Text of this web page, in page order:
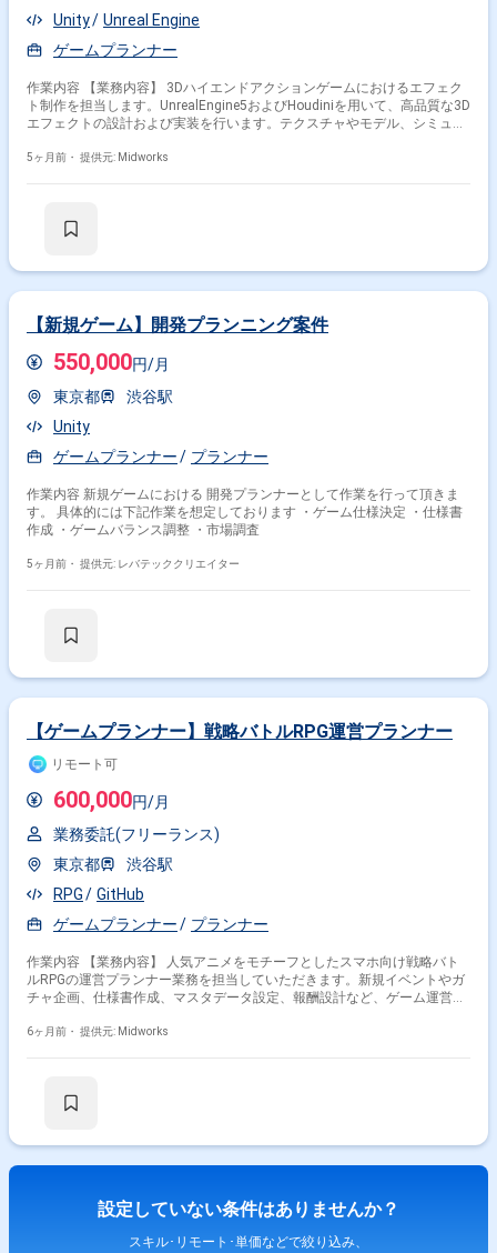
Unity
Unreal Engine
ゲームプランナー
作業内容 【業務内容】 3Dハイエンドアクションゲームにおけるエフェク
ト制作を担当します。UnrealEngine5およびHoudiniを用いて、高品質な3D
エフェクトの設計および実装を行います。テクスチャやモデル、シミュレ
でを一貫して担います。ナイアガラシステムを活用したエフェクト実装を
ャモデルシミュレーションデータ等を活用したエフェクト制作 ・パフォー
5ヶ月前・ 提供元: Midworks
【新規ゲーム】開発プランニング案件
550,000円/月
東京都
渋谷駅
Unity
ゲームプランナー
プランナー
作業内容 新規ゲームにおける 開発プランナーとして作業を行って頂きま
す。 具体的には下記作業を想定しております ・ゲーム仕様決定 ・仕様書
作成 ・ゲームバランス調整 ・市場調査
5ヶ月前・ 提供元: レバテッククリエイター
【ゲームプランナー】戦略バトルRPG運営プランナー
リモート可
600,000円/月
業務委託(フリーランス)
東京都
渋谷駅
RPG
GitHub
ゲームプランナー
プランナー
作業内容 【業務内容】 人気アニメをモチーフとしたスマホ向け戦略バト
ルRPGの運営プランナー業務を担当していただきます。新規イベントやガ
チャ企画、仕様書作成、マスタデータ設定、報酬設計など、ゲーム運営に
RPGの運営プランナー業務全般 ・新規イベントやガチャの企画立案 ・新
ー期間は習熟度によって短縮または延長されます。）
6ヶ月前・ 提供元: Midworks
設定していない条件はありませんか？
スキル･リモート･単価などで絞り込み、
その他開発言語・スキルから探す
Unity RPG Unreal Engine Photoshop
Maya
Windows
Illustrator After Effects HTML PHP
その他の職種から探す
ゲームプロデューサー